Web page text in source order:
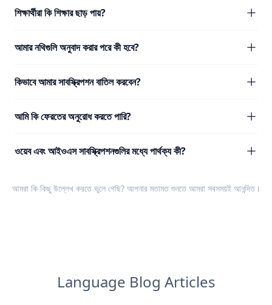
শিক্ষার্থীরা কি শিক্ষার ছাড় পায়?
আমার নথিগুলি অনুবাদ করার পরে কী হবে?
কিভাবে আমার সাবস্ক্রিপশন বাতিল করবেন?
আমি কি ফেরতের অনুরোধ করতে পারি?
ওয়েব এবং আইওএস সাবস্ক্রিপশনগুলির মধ্যে পার্থক্য কী?
আমরা কি কিছু উল্লেখ করতে ভুলে গেছি? আপনার মতামতশুনতে আমরা সবসময়ই আনন্দিত।
Language Blog Articles